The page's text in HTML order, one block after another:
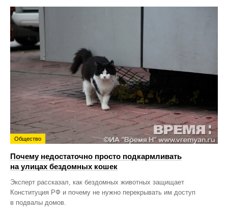
Общество
Почему недостаточно просто подкармливать
на улицах бездомных кошек
Эксперт рассказал, как бездомных животных защищает
Конституция РФ и почему не нужно перекрывать им доступ
в подвалы домов.